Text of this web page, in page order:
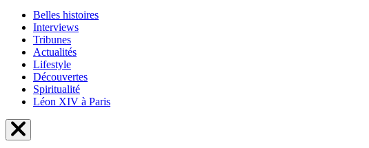
Belles histoires
Interviews
Tribunes
Actualités
Lifestyle
Découvertes
Spiritualité
Léon XIV à Paris